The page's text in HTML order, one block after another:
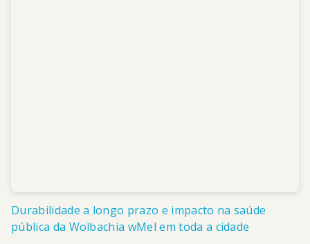
Durabilidade a longo prazo e impacto na saúde
pública da Wolbachia wMel em toda a cidade